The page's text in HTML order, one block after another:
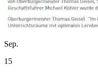
Sep.
15